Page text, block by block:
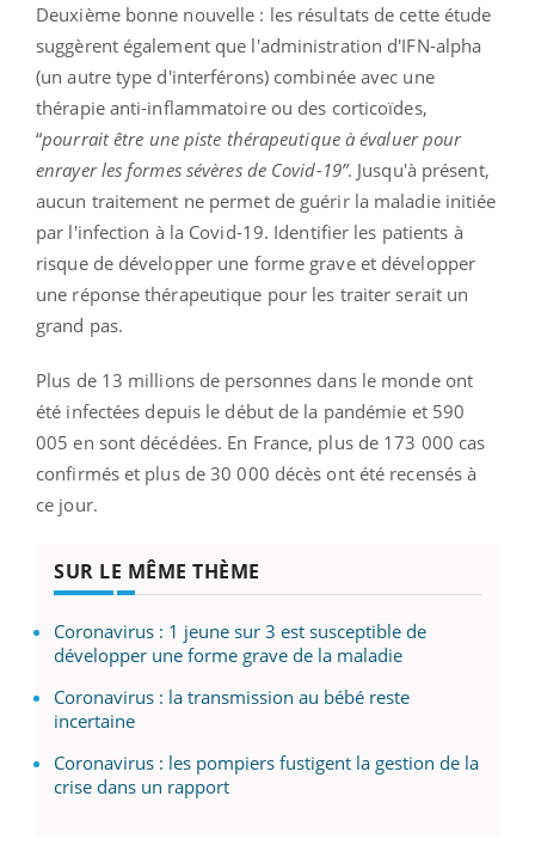
Deuxième bonne nouvelle : les résultats de cette étude
suggèrent également que l'administration d'IFN-alpha
(un autre type d'interférons) combinée avec une
thérapie anti-inflammatoire ou des corticoïdes,
“pourrait être une piste thérapeutique à évaluer pour
enrayer les formes sévères de Covid-19”. Jusqu'à présent,
aucun traitement ne permet de guérir la maladie initiée
par l'infection à la Covid-19. Identifier les patients à
risque de développer une forme grave et développer
une réponse thérapeutique pour les traiter serait un
grand pas.
Plus de 13 millions de personnes dans le monde ont
été infectées depuis le début de la pandémie et 590
005 en sont décédées. En France, plus de 173 000 cas
confirmés et plus de 30 000 décès ont été recensés à
ce jour.
SUR LE MÊME THÈME
Coronavirus : 1 jeune sur 3 est susceptible de
développer une forme grave de la maladie
Coronavirus : la transmission au bébé reste
incertaine
Coronavirus : les pompiers fustigent la gestion de la
crise dans un rapport